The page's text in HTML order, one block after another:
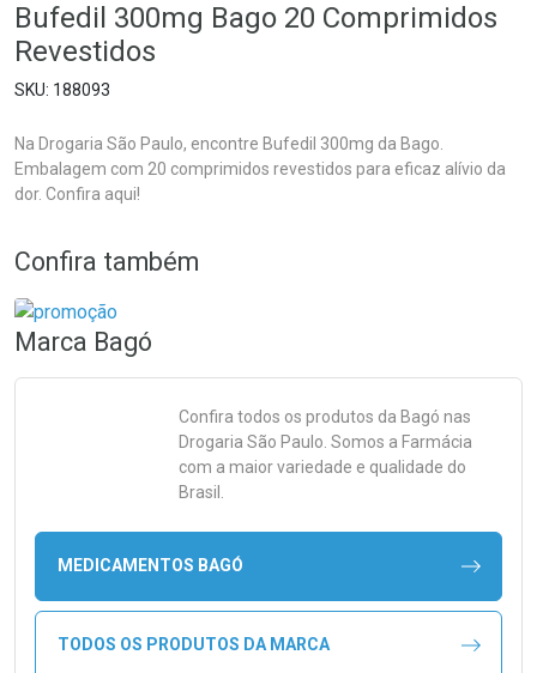
Bufedil 300mg Bago 20 Comprimidos
Revestidos
188093
Na Drogaria São Paulo, encontre Bufedil 300mg da Bago.
Embalagem com 20 comprimidos revestidos para eficaz alívio da
dor. Confira aqui!
Confira também
Marca Bagó
Confira todos os produtos da Bagó nas
Drogaria São Paulo. Somos a Farmácia
com a maior variedade e qualidade do
Brasil.
MEDICAMENTOS BAGÓ
TODOS OS PRODUTOS DA MARCA